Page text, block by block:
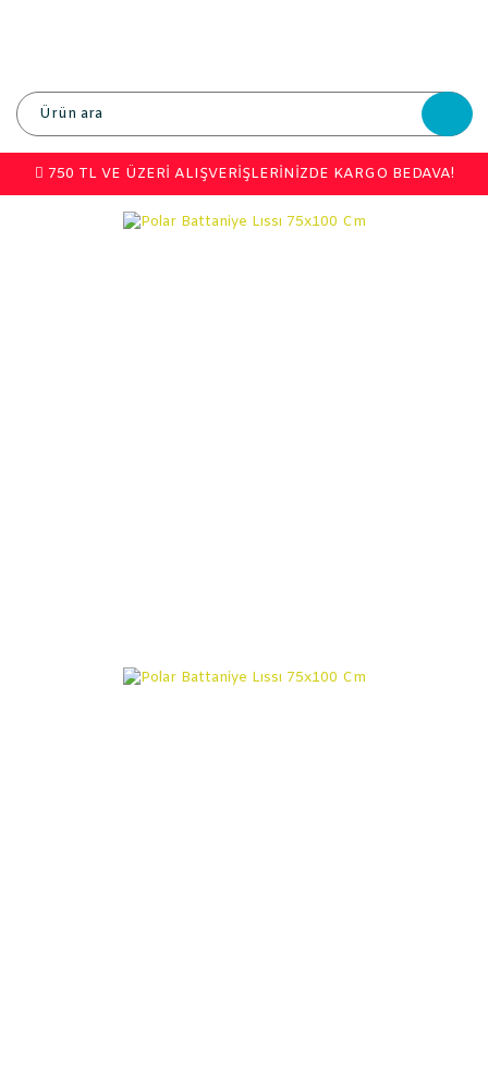
750 TL VE ÜZERİ ALIŞVERİŞLERİNİZDE KARGO BEDAVA!